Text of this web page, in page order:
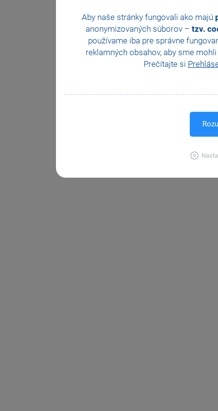
Aby naše stránky fungovali ako majú
anonymizovaných súborov – tzv.
používame iba pre správne
reklamných obsahov, aby sme
Prečítajte si